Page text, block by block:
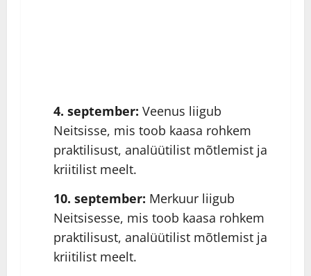
4. september: Veenus liigub
Neitsisse, mis toob kaasa rohkem
praktilisust, analüütilist mõtlemist ja
kriitilist meelt.
10. september: Merkuur liigub
Neitsisesse, mis toob kaasa rohkem
praktilisust, analüütilist mõtlemist ja
kriitilist meelt.